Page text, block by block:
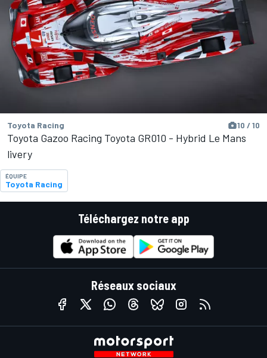
Toyota Racing 10 / 10
Toyota Gazoo Racing Toyota GR010 - Hybrid Le Mans
livery
ÉQUIPE
Toyota Racing
Téléchargez notre app
Réseaux sociaux